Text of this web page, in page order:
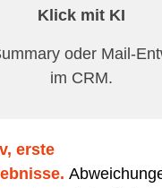
Klick mit KI
oder Mail-
im CRM.
erste